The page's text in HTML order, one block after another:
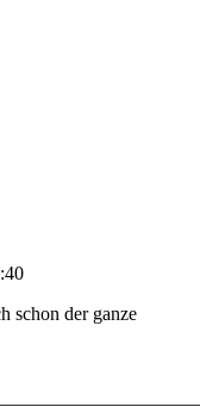
schon der ganze